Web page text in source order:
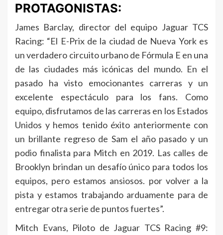
PROTAGONISTAS:
James Barclay, director del equipo Jaguar TCS
Racing: “El E-Prix de la ciudad de Nueva York es
un verdadero circuito urbano de Fórmula E en una
de las ciudades más icónicas del mundo. En el
pasado ha visto emocionantes carreras y un
excelente espectáculo para los fans. Como
equipo, disfrutamos de las carreras en los Estados
Unidos y hemos tenido éxito anteriormente con
un brillante regreso de Sam el año pasado y un
podio finalista para Mitch en 2019. Las calles de
Brooklyn brindan un desafío único para todos los
equipos, pero estamos ansiosos. por volver a la
pista y estamos trabajando arduamente para de
entregar otra serie de puntos fuertes”.
Mitch Evans, Piloto de Jaguar TCS Racing #9: